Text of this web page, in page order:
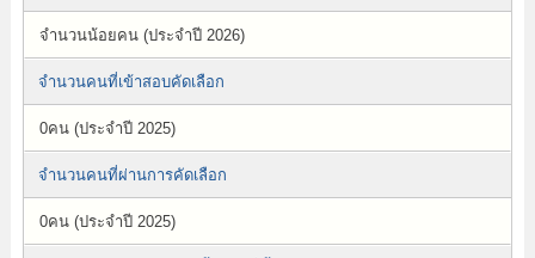
จำนวนน้อยคน (ประจำปี 2026)
จำนวนคนที่เข้าสอบคัดเลือก
0คน (ประจำปี 2025)
จำนวนคนที่ผ่านการคัดเลือก
0คน (ประจำปี 2025)